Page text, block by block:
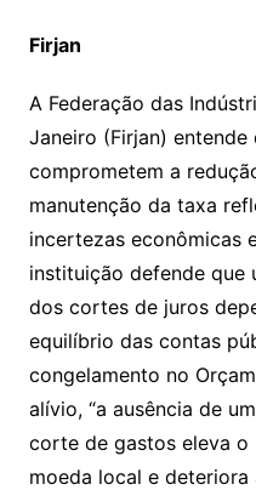
Firjan
A Federação das
Janeiro (Firjan)
comprometem a
manutenção da taxa
incertezas econômicas
instituição defende que
dos cortes de juros
equilíbrio das contas
congelamento no
alívio, “a ausência de
corte de gastos eleva o
moeda local e